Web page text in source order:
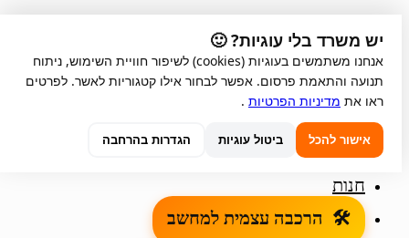
יש משרד בלי עוגיות? 🙂
אנחנו משתמשים בעוגיות (cookies) לשיפור חוויית השימוש, ניתוח
תנועה והתאמת פרסום. אפשר לבחור אילו קטגוריות לאשר. לפרטים
ראו את מדיניות הפרטיות .
אישור להכל ביטול עוגיות הגדרות בהרחבה
אחריות למוצרים
קנייה מאובטחת
טכנאי מחשבים באשדוד
החשבון שלי
כתובת עיר: אשדוד
טכנאי מחשבים עד הבית
חנות
הרכבה עצמית למחשב